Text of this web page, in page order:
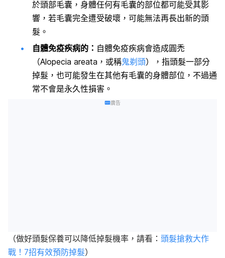
於頭部毛囊，身體任何有毛囊的部位都可能受其影
響，若毛囊完全遭受破壞，可能無法再長出新的頭
髮。
自體免疫疾病的： 自體免疫疾病會造成圓禿
（Alopecia areata，或稱鬼剃頭），指頭髮一部分
掉髮，也可能發生在其他有毛囊的身體部位，不過通
常不會是永久性損害。
廣告
（做好頭髮保養可以降低掉髮機率，請看： 頭髮搶救大作
戰！7招有效預防掉髮）